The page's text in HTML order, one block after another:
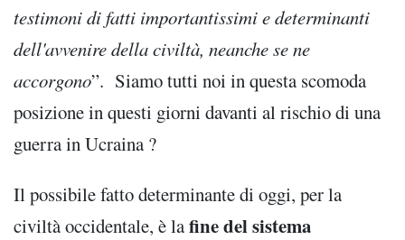
testimoni di fatti importantissimi e determinanti
dell'avvenire della civiltà, neanche se ne
accorgono”. Siamo tutti noi in questa scomoda
posizione in questi giorni davanti al rischio di una
guerra in Ucraina ?
Il possibile fatto determinante di oggi, per la
civiltà occidentale, è lafine del sistema